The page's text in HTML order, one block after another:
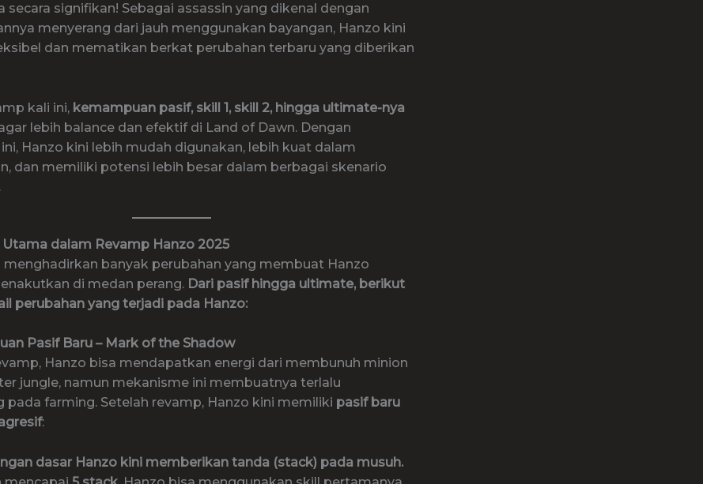
secara signifikan! Sebagai assassin yang dikenal dengan
menyerang dari jauh menggunakan bayangan, Hanzo kini
dan mematikan berkat perubahan terbaru yang diberikan
kali ini, kemampuan pasif, skill 1, skill 2, hingga ultimate-nya
lebih balance dan efektif di Land of Dawn. Dengan
Hanzo kini lebih mudah digunakan, lebih kuat dalam
dan memiliki potensi lebih besar dalam berbagai skenario
Utama dalam Revamp Hanzo 2025
menghadirkan banyak perubahan yang membuat Hanzo
di medan perang. Dari pasif hingga ultimate, berikut
perubahan yang terjadi pada Hanzo:
Pasif Baru – Mark of the Shadow
Hanzo bisa mendapatkan energi dari membunuh minion
jungle, namun mekanisme ini membuatnya terlalu
pada farming. Setelah revamp, Hanzo kini memiliki pasif baru
:
dasar Hanzo kini memberikan tanda (stack) pada musuh.